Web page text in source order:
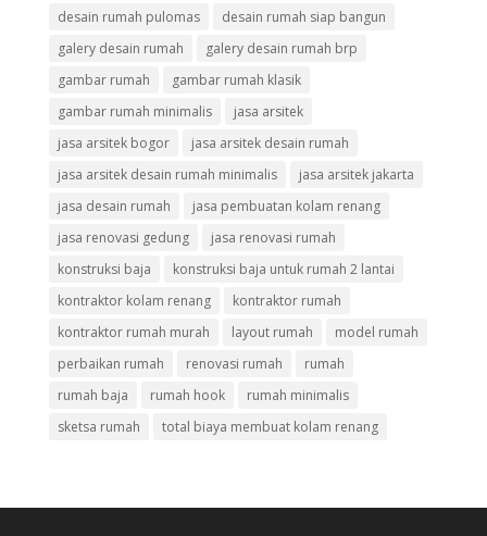
desain rumah pulomas
desain rumah siap bangun
galery desain rumah
galery desain rumah brp
gambar rumah
gambar rumah klasik
gambar rumah minimalis
jasa arsitek
jasa arsitek bogor
jasa arsitek desain rumah
jasa arsitek desain rumah minimalis
jasa arsitek jakarta
jasa desain rumah
jasa pembuatan kolam renang
jasa renovasi gedung
jasa renovasi rumah
konstruksi baja
konstruksi baja untuk rumah 2 lantai
kontraktor kolam renang
kontraktor rumah
kontraktor rumah murah
layout rumah
model rumah
perbaikan rumah
renovasi rumah
rumah
rumah baja
rumah hook
rumah minimalis
sketsa rumah
total biaya membuat kolam renang